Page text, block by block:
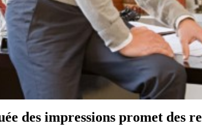
des impressions promet des